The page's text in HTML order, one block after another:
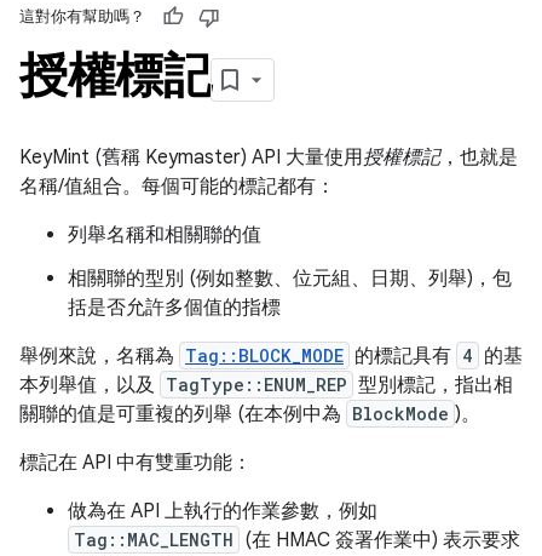
這對你有幫助嗎？
授權標記
KeyMint (舊稱 Keymaster) API 大量使用授權標記，也就是
名稱/值組合。每個可能的標記都有：
列舉名稱和相關聯的值
相關聯的型別 (例如整數、位元組、日期、列舉)，包
括是否允許多個值的指標
舉例來說，名稱為 Tag::BLOCK_MODE 的標記具有 4 的基
本列舉值，以及 TagType::ENUM_REP 型別標記，指出相
關聯的值是可重複的列舉 (在本例中為 BlockMode )。
標記在 API 中有雙重功能：
做為在 API 上執行的作業參數，例如
Tag::MAC_LENGTH (在 HMAC 簽署作業中) 表示要求